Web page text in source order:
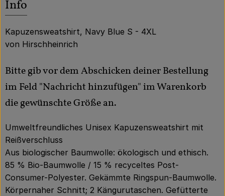
Info
Kapuzensweatshirt, Navy Blue S - 4XL
von Hirschheinrich
Bitte gib vor dem Abschicken deiner Bestellung
im Feld "Nachricht hinzufügen" im Warenkorb
die gewünschte Größe an.
Umweltfreundliches Unisex Kapuzensweatshirt mit
Reißverschluss
Aus biologischer Baumwolle: ökologisch und ethisch.
85 % Bio-Baumwolle / 15 % recyceltes Post-
Consumer-Polyester. Gekämmte Ringspun-Baumwolle.
Körpernaher Schnitt; 2 Kängurutaschen. Gefütterte